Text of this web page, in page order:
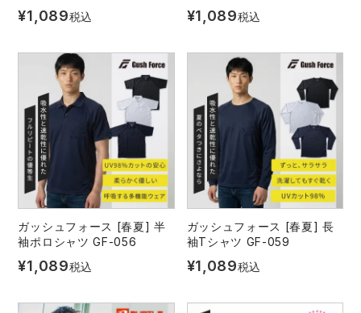
¥1,089税込 ¥1,089税込
ガッシュフォース [春夏] 半
袖ポロシャツ GF-056
¥1,089税込
ガッシュフォース [春夏] 長
袖Tシャツ GF-059
¥1,089税込